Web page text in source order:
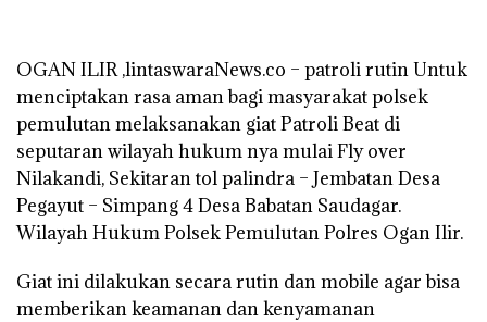
OGAN ILIR ,lintaswaraNews.co – patroli rutin Untuk
menciptakan rasa aman bagi masyarakat polsek
pemulutan melaksanakan giat Patroli Beat di
seputaran wilayah hukum nya mulai Fly over
Nilakandi, Sekitaran tol palindra – Jembatan Desa
Pegayut – Simpang 4 Desa Babatan Saudagar.
Wilayah Hukum Polsek Pemulutan Polres Ogan Ilir.
Giat ini dilakukan secara rutin dan mobile agar bisa
memberikan keamanan dan kenyamanan